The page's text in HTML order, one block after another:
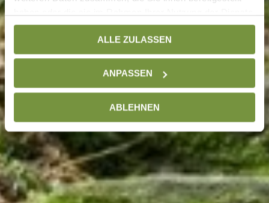
gesammelt haben. Weitere Informationen finden Sie auf
DatenschutzseiteALLE ZULASSEN
ANPASSEN
ABLEHNEN